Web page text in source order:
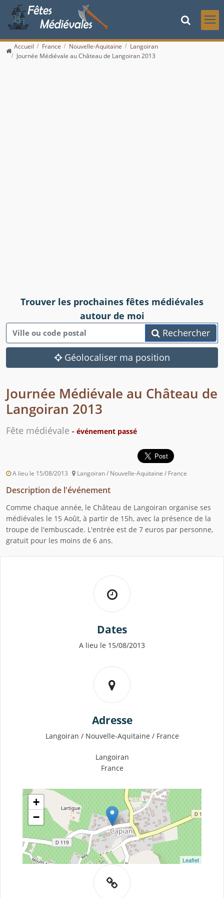
Accueil France Nouvelle-Aquitaine
Langoiran
Journée Médiévale au Château de Langoiran 2013
Trouver les prochaines fêtes médiévales
autour de moi
Rechercher
Géolocaliser ma position
Journée Médiévale au Château de
Langoiran 2013
Fête médiévale - événement passé
A lieu le 15/08/2013 Langoiran / Nouvelle-Aquitaine / France
Description de l'événement
Comme chaque année, le Château de Langoiran organise ses
médiévales le 15 Août, à partir de 15h, avec la présence de la
troupe de l'embuscade. L'entrée est de 7 euros par personne,
gratuit pour les moins de 6 ans.
Dates
A lieu le 15/08/2013
Adresse
Langoiran / Nouvelle-Aquitaine / France
Langoiran
France
+
−
Leaflet